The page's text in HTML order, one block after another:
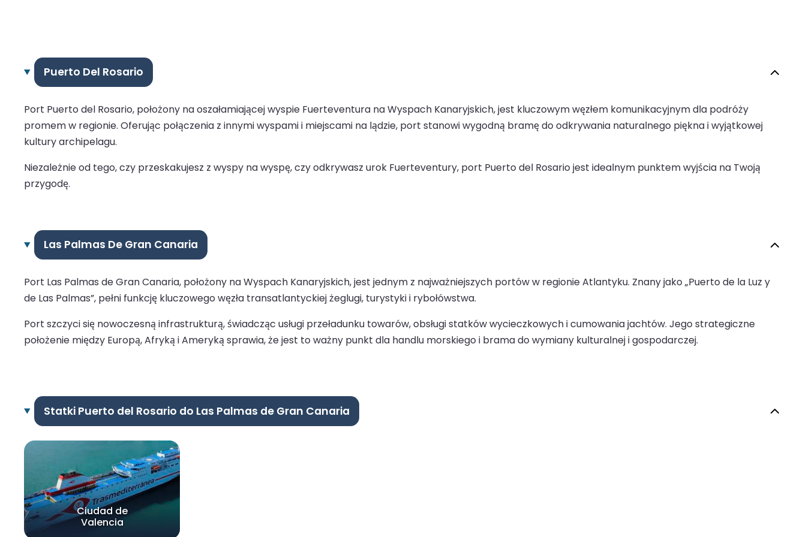
Puerto Del Rosario
Port Puerto del Rosario, położony na oszałamiającej wyspie Fuerteventura na Wyspach Kanaryjskich, jest kluczowym węzłem komunikacyjnym dla podróży
promem w regionie. Oferując połączenia z innymi wyspami i miejscami na lądzie, port stanowi wygodną bramę do odkrywania naturalnego piękna i wyjątkowej
kultury archipelagu.
Niezależnie od tego, czy przeskakujesz z wyspy na wyspę, czy odkrywasz urok Fuerteventury, port Puerto del Rosario jest idealnym punktem wyjścia na Twoją
przygodę.
Las Palmas De Gran Canaria
Port Las Palmas de Gran Canaria, położony na Wyspach Kanaryjskich, jest jednym z najważniejszych portów w regionie Atlantyku. Znany jako „Puerto de la Luz y
de Las Palmas”, pełni funkcję kluczowego węzła transatlantyckiej żeglugi, turystyki i rybołówstwa.
Port szczyci się nowoczesną infrastrukturą, świadcząc usługi przeładunku towarów, obsługi statków wycieczkowych i cumowania jachtów. Jego strategiczne
położenie między Europą, Afryką i Ameryką sprawia, że jest to ważny punkt dla handlu morskiego i brama do wymiany kulturalnej i gospodarczej.
Statki Puerto del Rosario do Las Palmas de Gran Canaria
Ciudad de
Valencia